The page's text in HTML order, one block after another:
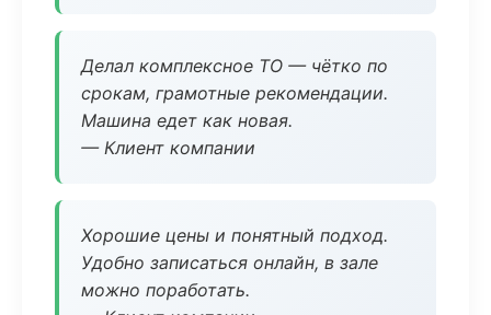
Делал комплексное ТО — чётко по
срокам, грамотные рекомендации.
Машина едет как новая.
— Клиент компании
Хорошие цены и понятный подход.
Удобно записаться онлайн, в зале
можно поработать.